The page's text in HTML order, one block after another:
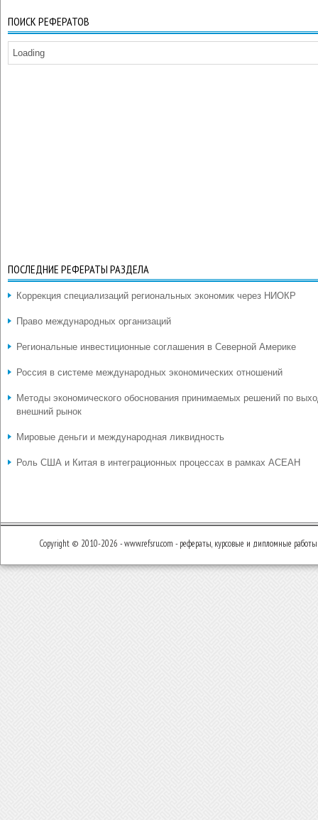
ПОИСК РЕФЕРАТОВ
Loading
ПОСЛЕДНИЕ РЕФЕРАТЫ РАЗДЕЛА
Коррекция специализаций региональных экономик через НИОКР
Право международных организаций
Региональные инвестиционные соглашения в Северной Америке
Россия в системе международных экономических отношений
Методы экономического обоснования принимаемых решений по
внешний рынок
Мировые деньги и международная ликвидность
Роль США и Китая в интеграционных процессах в рамках АСЕАН
Copyright © 2010-2026 - www.refsru.com - рефераты, курсовые и дипломные работы